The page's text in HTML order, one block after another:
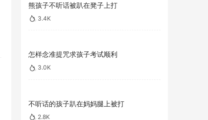
熊孩子不听话被趴在凳子上打
3.4K
怎样念准提咒求孩子考试顺利
3.0K
不听话的孩子趴在妈妈腿上被打
2.8K